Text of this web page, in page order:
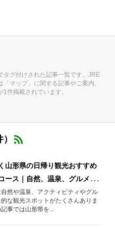
タグ付けされた記事一覧です。JRE
「マップ」に関する記事やご案内、
1件掲載されています。
山形県の日帰り観光おすすめ
ース｜自然、温泉、グルメを
旅
然や温泉、アクティビティやグル
的な観光スポットがたくさんありま
事では山形県を...